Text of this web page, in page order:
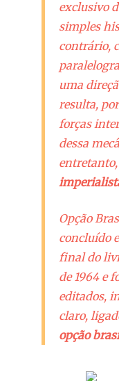
exclusivo
simples
contrário,
uma
resulta,
forças
dessa
Opção
concluído
final do
de 1964 e
editados,
claro,
opção